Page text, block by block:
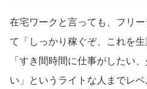
在宅ワークと言っても、フリ
て「しっかり稼ぐぞ、これを
「すき間時間に仕事がしたい
い」というライトな人までレベ